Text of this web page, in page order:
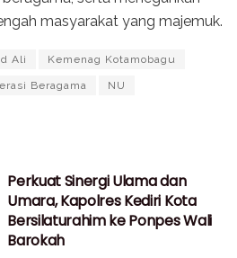
masyarakat yang majemuk.
Ali Kemenag Kotamobagu
Beragama NU
Perkuat Sinergi Ulama dan
Umara, Kapolres Kediri Kota
Bersilaturahim ke Ponpes Wali
Barokah